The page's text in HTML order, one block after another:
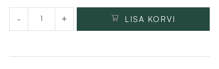
-
valamusegisti
Deante
Silia
+ LISA KORVI